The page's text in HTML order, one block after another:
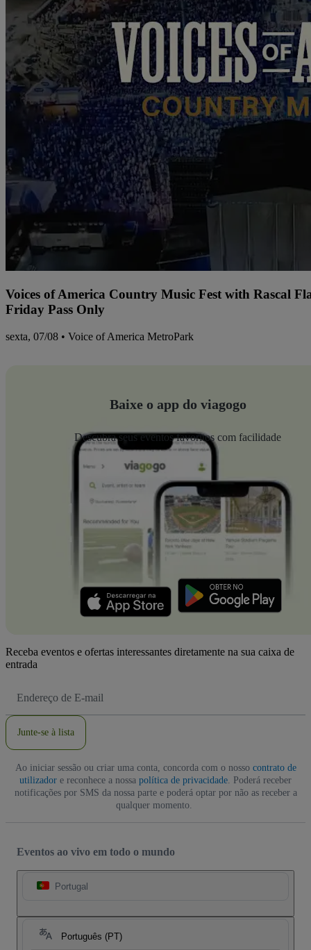
Voices of America Country Music Fest with Rascal
Friday Pass Only
sexta, 07/08 • Voice of America MetroPark
Baixe o app do viagogo
Descubra seus eventos favoritos com facilidade
Receba eventos e ofertas interessantes diretamente na sua caixa de
entrada
de
Junte-se à lista
Ao iniciar sessão ou criar uma conta, concorda com o nosso contrato de
utilizador e reconhece a nossa política de privacidade . Poderá receber
notificações por SMS da nossa parte e poderá optar por não as receber a
qualquer momento.
Eventos ao vivo em todo o mundo
Portugal
Português (PT)